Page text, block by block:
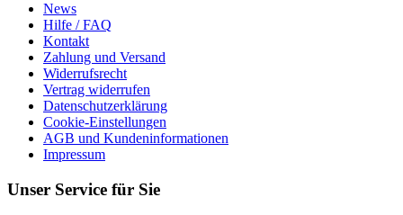
News
Hilfe / FAQ
Kontakt
Zahlung und Versand
Widerrufsrecht
Vertrag widerrufen
Datenschutzerklärung
Cookie-Einstellungen
AGB und Kundeninformationen
Impressum
Unser Service für Sie